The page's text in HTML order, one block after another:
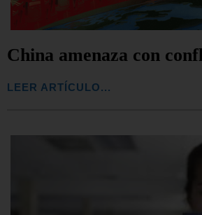
China amenaza con
LEER ARTÍCULO...